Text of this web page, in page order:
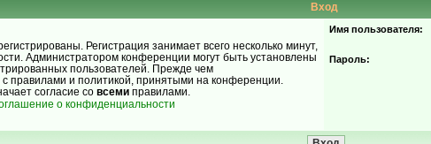
Вход
Регистрация занимает всего несколько минут,
Администратором конференции могут быть установлены
пользователей. Прежде чем
с правилами и политикой, принятыми на конференции.
согласие со всеми правилами.
о конфиденциальности
Имя пользователя:
Пароль: